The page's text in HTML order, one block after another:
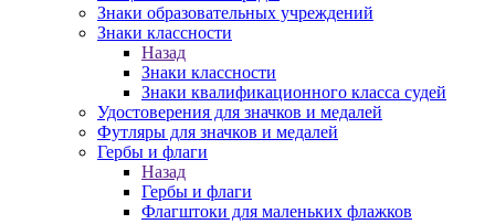
Знаки образовательных учреждений
Знаки классности
Назад
Знаки классности
Знаки квалификационного класса судей
Удостоверения для значков и медалей
Футляры для значков и медалей
Гербы и флаги
Назад
Гербы и флаги
Флагштоки для маленьких флажков